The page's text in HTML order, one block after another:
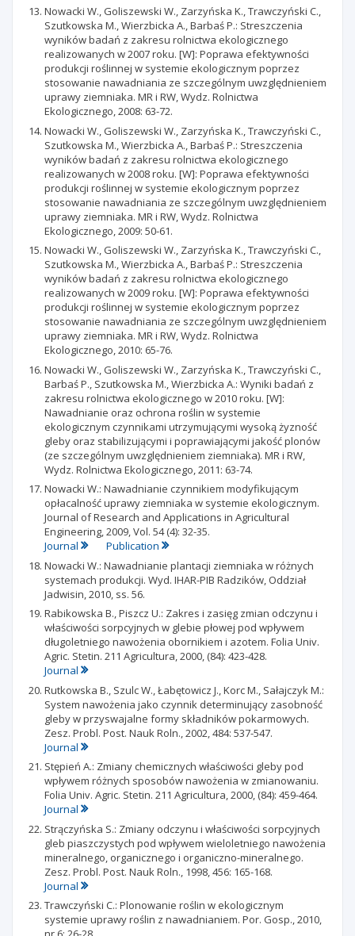
Nowacki W., Goliszewski W., Zarzyńska K., Trawczyński C.,
Szutkowska M., Wierzbicka A., Barbaś P.: Streszczenia
wyników badań z zakresu rolnictwa ekologicznego
realizowanych w 2007 roku. [W]: Poprawa efektywności
produkcji roślinnej w systemie ekologicznym poprzez
stosowanie nawadniania ze szczególnym uwzględnieniem
uprawy ziemniaka. MR i RW, Wydz. Rolnictwa
Ekologicznego, 2008: 63-72.
Nowacki W., Goliszewski W., Zarzyńska K., Trawczyński C.,
Szutkowska M., Wierzbicka A., Barbaś P.: Streszczenia
wyników badań z zakresu rolnictwa ekologicznego
realizowanych w 2008 roku. [W]: Poprawa efektywności
produkcji roślinnej w systemie ekologicznym poprzez
stosowanie nawadniania ze szczególnym uwzględnieniem
uprawy ziemniaka. MR i RW, Wydz. Rolnictwa
Ekologicznego, 2009: 50-61.
Nowacki W., Goliszewski W., Zarzyńska K., Trawczyński C.,
Szutkowska M., Wierzbicka A., Barbaś P.: Streszczenia
wyników badań z zakresu rolnictwa ekologicznego
realizowanych w 2009 roku. [W]: Poprawa efektywności
produkcji roślinnej w systemie ekologicznym poprzez
stosowanie nawadniania ze szczególnym uwzględnieniem
uprawy ziemniaka. MR i RW, Wydz. Rolnictwa
Ekologicznego, 2010: 65-76.
Nowacki W., Goliszewski W., Zarzyńska K., Trawczyński C.,
Barbaś P., Szutkowska M., Wierzbicka A.: Wyniki badań z
zakresu rolnictwa ekologicznego w 2010 roku. [W]:
Nawadnianie oraz ochrona roślin w systemie
ekologicznym czynnikami utrzymującymi wysoką żyzność
gleby oraz stabilizującymi i poprawiającymi jakość plonów
(ze szczególnym uwzględnieniem ziemniaka). MR i RW,
Wydz. Rolnictwa Ekologicznego, 2011: 63-74.
Nowacki W.: Nawadnianie czynnikiem modyfikującym
opłacalność uprawy ziemniaka w systemie ekologicznym.
Journal of Research and Applications in Agricultural
Engineering, 2009, Vol. 54 (4): 32-35.
Journal
Publication
Nowacki W.: Nawadnianie plantacji ziemniaka w różnych
systemach produkcji. Wyd. IHAR-PIB Radzików, Oddział
Jadwisin, 2010, ss. 56.
Rabikowska B., Piszcz U.: Zakres i zasięg zmian odczynu i
właściwości sorpcyjnych w glebie płowej pod wpływem
długoletniego nawożenia obornikiem i azotem. Folia Univ.
Agric. Stetin. 211 Agricultura, 2000, (84): 423-428.
Journal
Rutkowska B., Szulc W., Łabętowicz J., Korc M., Sałajczyk M.:
System nawożenia jako czynnik determinujący zasobność
gleby w przyswajalne formy składników pokarmowych.
Zesz. Probl. Post. Nauk Roln., 2002, 484: 537-547.
Journal
Stępień A.: Zmiany chemicznych właściwości gleby pod
wpływem różnych sposobów nawożenia w zmianowaniu.
Folia Univ. Agric. Stetin. 211 Agricultura, 2000, (84): 459-464.
Journal
Strączyńska S.: Zmiany odczynu i właściwości sorpcyjnych
gleb piaszczystych pod wpływem wieloletniego nawożenia
mineralnego, organicznego i organiczno-mineralnego.
Zesz. Probl. Post. Nauk Roln., 1998, 456: 165-168.
Journal
Trawczyński C.: Plonowanie roślin w ekologicznym
systemie uprawy roślin z nawadnianiem. Por. Gosp., 2010,